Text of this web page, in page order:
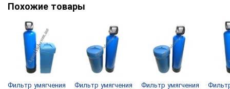
Похожие товары
Фильтр умягчения
Фильтр умягчения
Фильтр умягчения